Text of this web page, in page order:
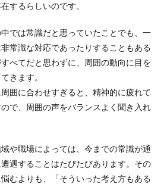
するらしいのです。
では常識だと思っていたことでも、一
常識な対応であったりすることもある
べてだと思わずに、周囲の動向に目を
きます。
囲に合わせすぎると、精神的に疲れて
で、周囲の声をバランスよく聞き入れ
や職場によっては、今までの常識が通
遇することはたびたびあります。その
むよりも、「そういった考え方もある